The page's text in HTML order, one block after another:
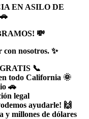
EN ASILO DE
💸
nosotros. ✨
📞
todo California 🌞
🚗
legal
ayudarle! 🙌
y millones de dólares